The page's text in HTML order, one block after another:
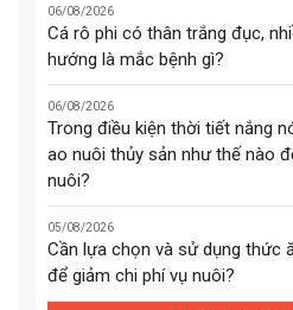
06/08/2026
Cá rô phi có thân trắng đục,
hướng là mắc bệnh gì?
06/08/2026
Trong điều kiện thời tiết nắng
ao nuôi thủy sản như thế nào
nuôi?
05/08/2026
Cần lựa chọn và sử dụng thức
để giảm chi phí vụ nuôi?